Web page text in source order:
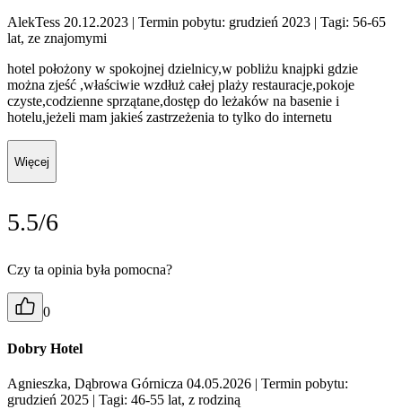
AlekTess 20.12.2023 | Termin pobytu: grudzień 2023 | Tagi: 56-65
lat, ze znajomymi
hotel położony w spokojnej dzielnicy,w pobliżu knajpki gdzie
można zjeść ,właściwie wzdłuż całej plaży restauracje,pokoje
czyste,codzienne sprzątane,dostęp do leżaków na basenie i
hotelu,jeżeli mam jakieś zastrzeżenia to tylko do internetu
Więcej
5.5/6
Czy ta opinia była pomocna?
0
Dobry Hotel
Agnieszka, Dąbrowa Górnicza 04.05.2026 | Termin pobytu:
grudzień 2025 | Tagi: 46-55 lat, z rodziną